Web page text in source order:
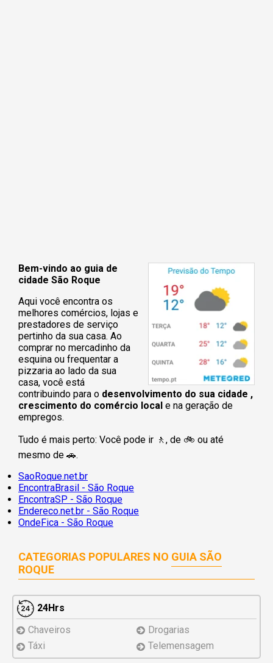
Bem-vindo ao guia de
cidade São Roque
Aqui você encontra os
melhores comércios, lojas e
prestadores de serviço
pertinho da sua casa. Ao
comprar no mercadinho da
esquina ou frequentar a
pizzaria ao lado da sua
casa, você está
contribuindo para o desenvolvimento do sua cidade ,
crescimento do comércio local e na geração de
empregos.
Tudo é mais perto: Você pode ir 🚶‍, de 🚲 ou até
mesmo de 🚗.
SaoRoque.net.br
EncontraBrasil - São Roque
EncontraSP - São Roque
Endereco.net.br - São Roque
OndeFica - São Roque
CATEGORIAS POPULARES NO GUIA SÃO
ROQUE
24Hrs
Chaveiros
Drogarias
Táxi
Telemensagem